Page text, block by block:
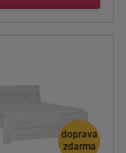
doprava
zdarma